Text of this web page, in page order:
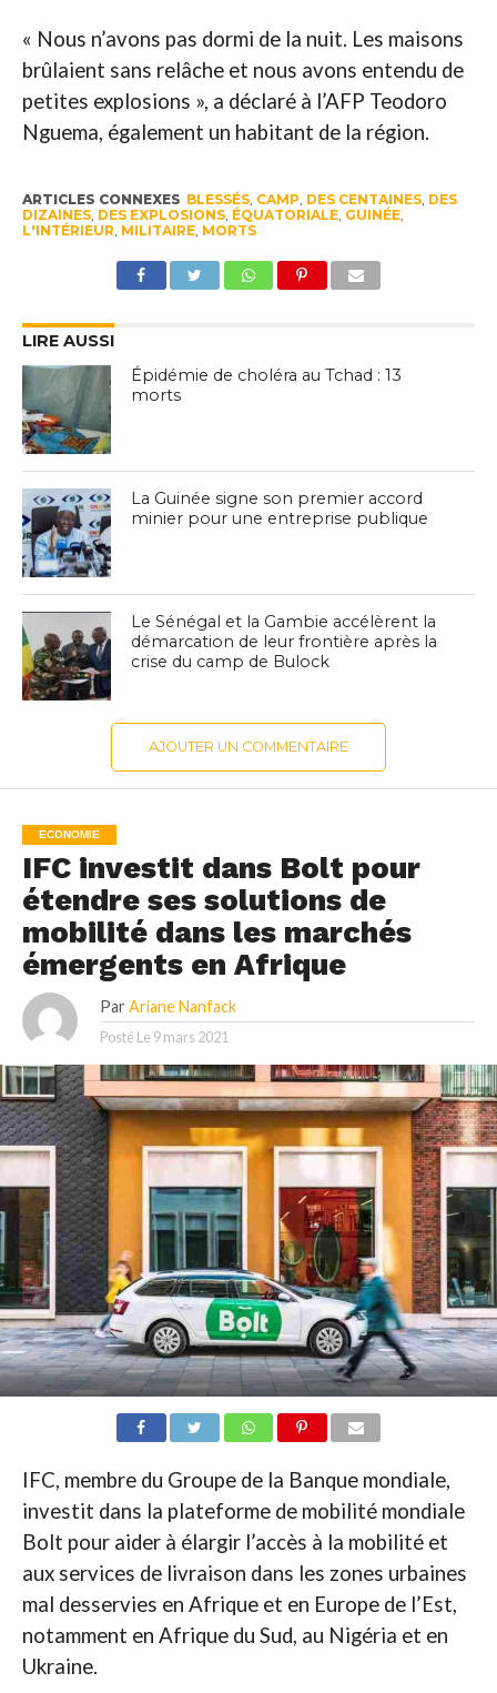
« Nous n’avons pas dormi de la nuit. Les maisons
brûlaient sans relâche et nous avons entendu de
petites explosions », a déclaré à l’AFP Teodoro
Nguema, également un habitant de la région.
ARTICLES CONNEXES BLESSÉS, CAMP, DES CENTAINES, DES
DIZAINES, DES EXPLOSIONS, ÉQUATORIALE, GUINÉE,
L'INTÉRIEUR, MILITAIRE, MORTS
LIRE AUSSI
Épidémie de choléra au Tchad : 13
morts
La Guinée signe son premier accord
minier pour une entreprise publique
Le Sénégal et la Gambie accélèrent la
démarcation de leur frontière après la
crise du camp de Bulock
AJOUTER UN COMMENTAIRE
ECONOMIE
IFC investit dans Bolt pour
étendre ses solutions de
mobilité dans les marchés
émergents en Afrique
Par Ariane Nanfack
Posté Le 9 mars 2021
IFC, membre du Groupe de la Banque mondiale,
investit dans la plateforme de mobilité mondiale
Bolt pour aider à élargir l’accès à la mobilité et
aux services de livraison dans les zones urbaines
mal desservies en Afrique et en Europe de l’Est,
notamment en Afrique du Sud, au Nigéria et en
Ukraine.